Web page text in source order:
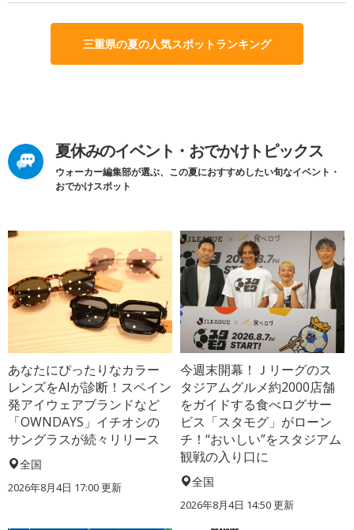
三重県の夏の人気スポットランキング
夏休みのイベント・おでかけトピックス
ウォーカー編集部が選ぶ、この夏におすすめしたい旬なイベント・
おでかけスポット
あなたにぴったりなカラー
レンズをAIが診断！スペイン
発アイウェアブランドなど
「OWNDAYS」イチオシの
サングラスが続々リリース
全国
2026年8月4日 17:00更新
今週末開幕！Ｊリーグのス
タジアムグルメ約2000店舗
をガイドする食べログサー
ビス「スタモグ」がローン
チ！“おいしい”をスタジアム
観戦の入り口に
全国
2026年8月4日 14:50更新